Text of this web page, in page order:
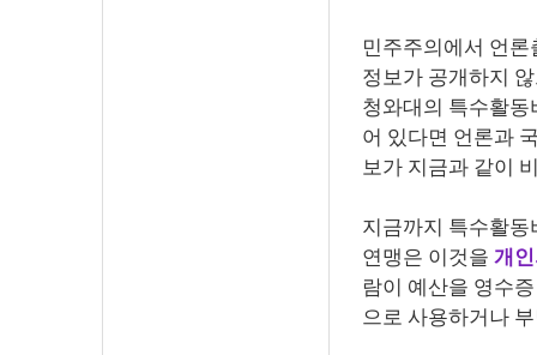
민주주의에서 언
정보가 공개하지
청와대의 특수활동
어 있다면 언론과
보가 지금과 같이
지금까지 특수활
연맹은 이것을 개
람이 예산을 영수
으로 사용하거나